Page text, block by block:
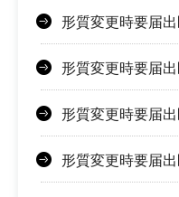
形質変更時要届出
形質変更時要届出
形質変更時要届出
形質変更時要届出